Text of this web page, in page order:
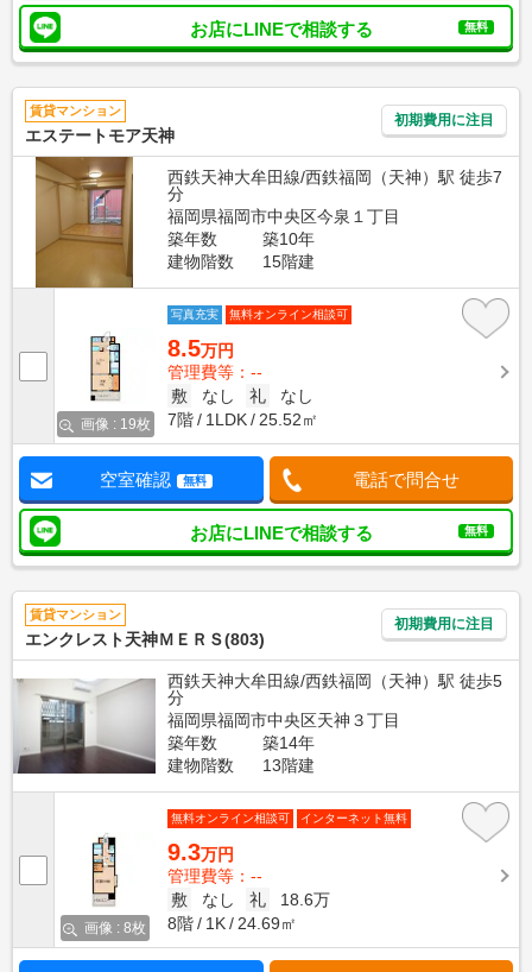
お店にLINEで相談する 無料
賃貸マンション
エステートモア天神
初期費用に注目
西鉄天神大牟田線/西鉄福岡（天神）駅 徒歩7
分
福岡県福岡市中央区今泉１丁目
築年数
築10年
建物階数
15階建
画像 : 19枚
写真充実 無料オンライン相談可
8.5万円
管理費等：--
敷
なし 礼
なし
7階
1LDK 25.52㎡
空室確認 無料 電話で問合せ
お店にLINEで相談する 無料
賃貸マンション
エンクレスト天神ＭＥＲＳ(803)
初期費用に注目
西鉄天神大牟田線/西鉄福岡（天神）駅 徒歩5
分
福岡県福岡市中央区天神３丁目
築年数
築14年
建物階数
13階建
画像 : 8枚
無料オンライン相談可 インターネット無料
9.3万円
管理費等：--
敷
なし 礼
18.6万
8階
1K 24.69㎡